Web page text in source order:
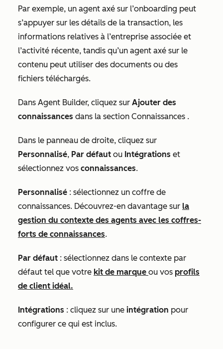
Par exemple, un agent axé sur l’onboarding peut
s’appuyer sur les détails de la transaction, les
informations relatives à l’entreprise associée et
l’activité récente, tandis qu’un agent axé sur le
contenu peut utiliser des documents ou des
fichiers téléchargés.
Dans Agent Builder, cliquez sur Ajouter des
connaissances dans la section Connaissances .
Dans le panneau de droite, cliquez sur
Personnalisé, Par défaut ou Intégrations et
sélectionnez vos connaissances.
Personnalisé : sélectionnez un coffre de
connaissances. Découvrez-en davantage sur la
gestion du contexte des agents avec les coffres-
forts de connaissances.
Par défaut : sélectionnez dans le contexte par
défaut tel que votre kit de marque ou vos profils
de client idéal.
Intégrations : cliquez sur une intégration pour
configurer ce qui est inclus.